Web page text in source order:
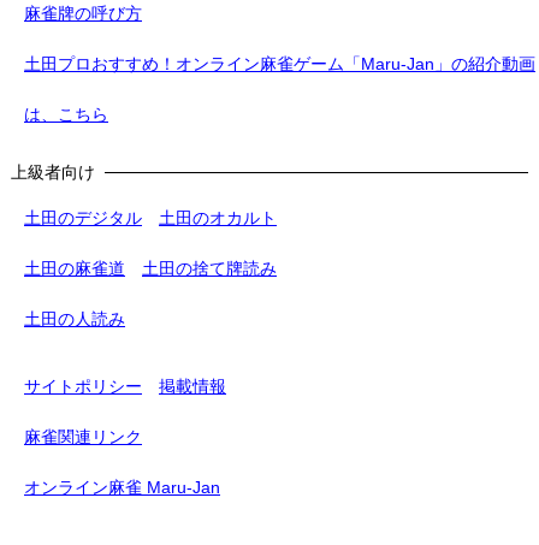
麻雀牌の呼び方
土田プロおすすめ！オンライン麻雀ゲーム「Maru-Jan」の紹介動画
は、こちら
上級者向け
土田のデジタル 土田のオカルト
土田の麻雀道 土田の捨て牌読み
土田の人読み
サイトポリシー 掲載情報
麻雀関連リンク
オンライン麻雀 Maru-Jan